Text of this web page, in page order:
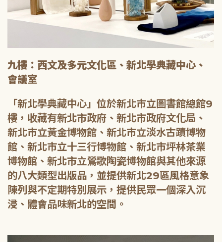
九樓：西文及多元文化區、新北學典藏中心、
會議室
「新北學典藏中心」位於新北市立圖書館總館9
樓，收藏有新北市政府、新北市政府文化局、
新北市立黃金博物館、新北市立淡水古蹟博物
館、新北市立十三行博物館、新北市坪林茶業
博物館、新北市立鶯歌陶瓷博物館與其他來源
的八大類型出版品，並提供新北29區風格意象
陳列與不定期特別展示，提供民眾一個深入沉
浸、體會品味新北的空間。